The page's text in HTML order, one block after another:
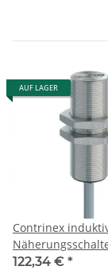
AUF LAGER
Contrinex
703-M18
122,34 € *